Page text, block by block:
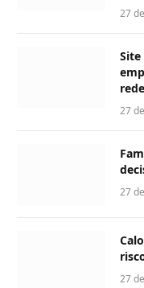
27
27
27
27